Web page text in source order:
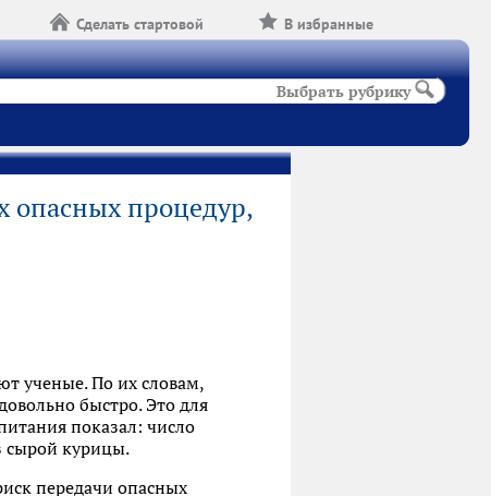
В избранные
Сделать стартовой
Выбрать рубрику
опасных процедур,
ученые. По их словам,
быстро. Это для
показал: число
сырой курицы.
передачи опасных